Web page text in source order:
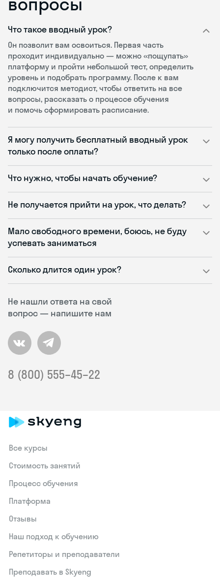
Не нашли ответа на свой
вопрос — напишите нам
8 (800) 555–45–22
Что такое вводный урок?
Он позволит вам освоиться. Первая часть
проходит индивидуально — можно «пощупать»
платформу и пройти небольшой тест, определить
уровень и подобрать программу. После к вам
подключится методист, чтобы ответить на все
вопросы, рассказать о процессе обучения
и помочь сформировать расписание.
Я могу получить бесплатный вводный урок
только после оплаты?
Что нужно, чтобы начать обучение?
Не получается прийти на урок, что делать?
Мало свободного времени, боюсь, не буду
успевать заниматься
Сколько длится один урок?
Все курсы
Стоимость занятий
Процесс обучения
Платформа
Отзывы
Наш подход к обучению
Репетиторы и преподаватели
Преподавать в Skyeng